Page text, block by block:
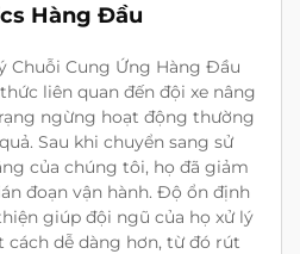
Hàng Đầu
Chuỗi Cung Ứng Hàng Đầu
liên quan đến đội xe nâng
ngừng hoạt động thường
Sau khi chuyển sang sử
của chúng tôi, họ đã giảm
đoạn vận hành. Độ ổn định
giúp đội ngũ của họ xử lý
dễ dàng hơn, từ đó rút